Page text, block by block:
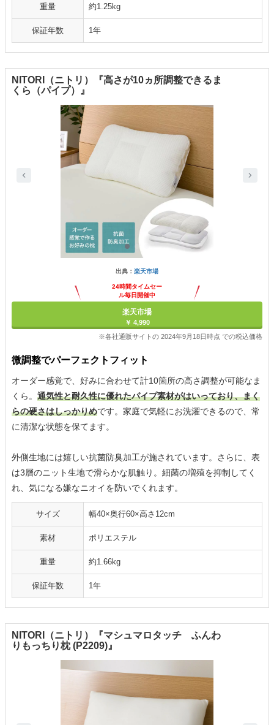
重量 約1.25kg
保証年数 1年
NITORI（ニトリ）『高さが10ヵ所調整できるま
くら（パイプ）』
出典： 楽天市場
24時間タイムセー
ル毎日開催中
楽天市場
￥ 4,990
※各社通販サイトの 2024年9月18日時点 での税込価格
微調整でパーフェクトフィット
オーダー感覚で、好みに合わせて計10箇所の高さ調整が可能なま
くら。 通気性と耐久性に優れたパイプ素材がはいっており、まく
らの硬さはしっかりめです。家庭で気軽にお洗濯できるので、常
に清潔な状態を保てます。
外側生地には嬉しい抗菌防臭加工が施されています。さらに、表
は3層のニット生地で滑らかな肌触り。細菌の増殖を抑制してく
れ、気になる嫌なニオイを防いでくれます。
サイズ 幅40×奥行60×高さ12cm
素材 ポリエステル
重量 約1.66kg
保証年数 1年
NITORI（ニトリ）『マシュマロタッチ ふんわ
りもっちり枕 (P2209)』